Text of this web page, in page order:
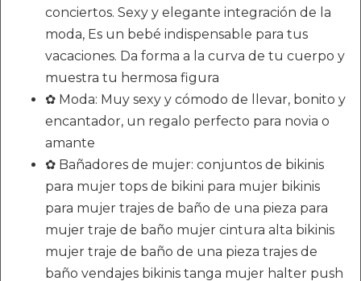
conciertos. Sexy y elegante integración de la
moda, Es un bebé indispensable para tus
vacaciones. Da forma a la curva de tu cuerpo y
muestra tu hermosa figura
✿ Moda: Muy sexy y cómodo de llevar, bonito y
encantador, un regalo perfecto para novia o
amante
✿ Bañadores de mujer: conjuntos de bikinis
para mujer tops de bikini para mujer bikinis
para mujer trajes de baño de una pieza para
mujer traje de baño mujer cintura alta bikinis
mujer traje de baño de una pieza trajes de
baño vendajes bikinis tanga mujer halter push